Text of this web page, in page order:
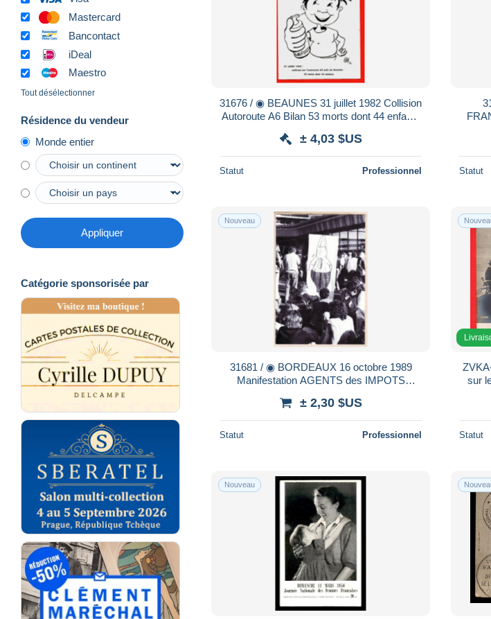
Mastercard
Bancontact
iDeal
Maestro
Tout désélectionner
Résidence du vendeur
Monde entier
Appliquer
Catégorie sponsorisée par
31676 / ◉ BEAUNES 31 juillet 1982 Collision
Autoroute A6 Bilan 53 morts dont 44 enfants
± 4,03 $US
Statut Professionnel Statut
Nouveau
31681 / ◉ BORDEAUX 16 octobre 1989
Manifestation AGENTS des IMPOTS
± 2,30 $US
Statut Professionnel
sur
Statut
Nouveau